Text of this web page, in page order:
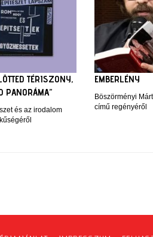
TÉRISZONY,
PANORÁMA”
és az irodalom
EMBERLÉNY
Böszörményi
című regényéről